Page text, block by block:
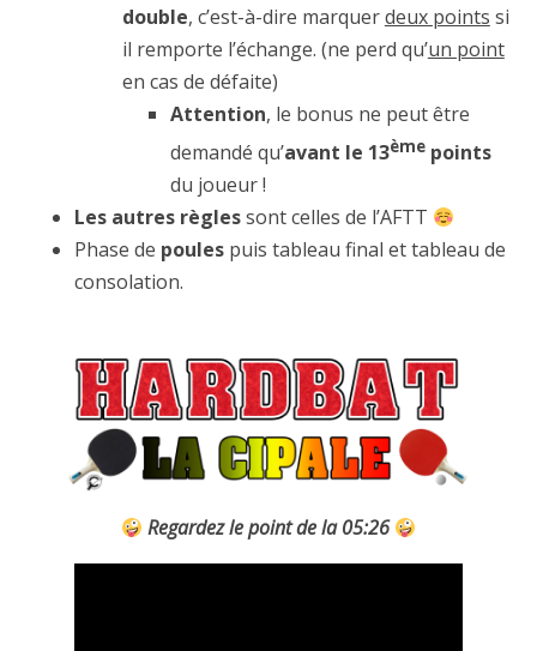
double, c’est-à-dire marquerdeux points si
il remporte l’échange. (ne perd qu’un point
en cas de défaite)
Attention, le bonus ne peut être
demandé qu’avant le 13èmepoints
du joueur !
Les autres règlessont celles de l’AFTT
Phase de poulespuis tableau final et tableau de
consolation.
Regardez le point de la 05:26